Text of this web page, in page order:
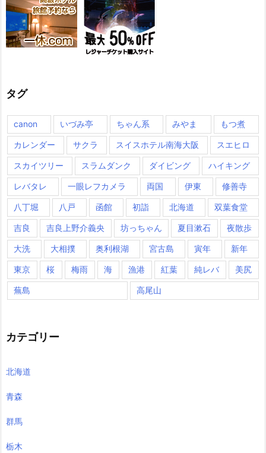
タグ
canon いづみ亭 ちゃん系 みやま もつ煮
カレンダー サクラ スイスホテル南海大阪 スエヒロ
スカイツリー スラムダンク ダイビング ハイキング
レバタレ 一眼レフカメラ 両国 伊東 修善寺
八丁堀 八戸 函館 初詣 北海道 双葉食堂
吉良 吉良上野介義央 坊っちゃん 夏目漱石 夜散歩
大洗 大相撲 奥利根湖 宮古島 寅年 新年
東京 桜 梅雨 海 漁港 紅葉 純レバ 美尻
蕪島 高尾山
カテゴリー
北海道
青森
群馬
栃木